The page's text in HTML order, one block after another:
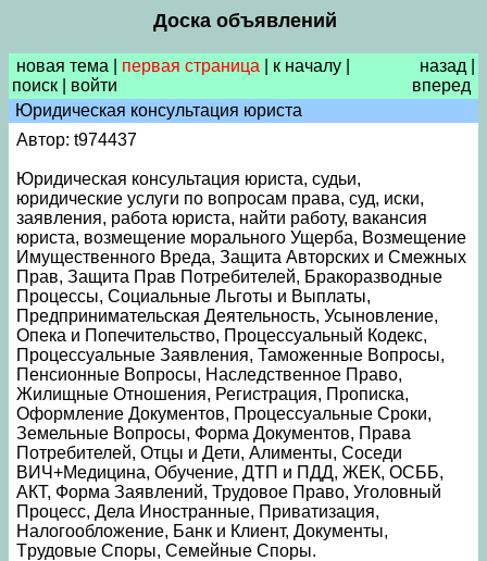
Доска объявлений
новая тема первая страница к началу
поиск
войти
назад
вперед
Юридическая консультация юриста
Автор: t974437
Юридическая консультация юриста, судьи,
юридические услуги по вопросам права, суд, иски,
заявления, работа юриста, найти работу, вакансия
юриста, возмещение морального Ущерба, Возмещение
Имущественного Вреда, Защита Авторских и Смежных
Прав, Защита Прав Потребителей, Бракоразводные
Процессы, Социальные Льготы и Выплаты,
Предпринимательская Деятельность, Усыновление,
Опека и Попечительство, Процессуальный Кодекс,
Процессуальные Заявления, Таможенные Вопросы,
Пенсионные Вопросы, Наследственное Право,
Жилищные Отношения, Регистрация, Прописка,
Оформление Документов, Процессуальные Сроки,
Земельные Вопросы, Форма Документов, Права
Потребителей, Отцы и Дети, Алименты, Соседи
ВИЧ+Медицина, Обучение, ДТП и ПДД, ЖЕК, ОСББ,
АКТ, Форма Заявлений, Трудовое Право, Уголовный
Процесс, Дела Иностранные, Приватизация,
Налогообложение, Банк и Клиент, Документы,
Tрудовые Споры, Cемейные Споры.